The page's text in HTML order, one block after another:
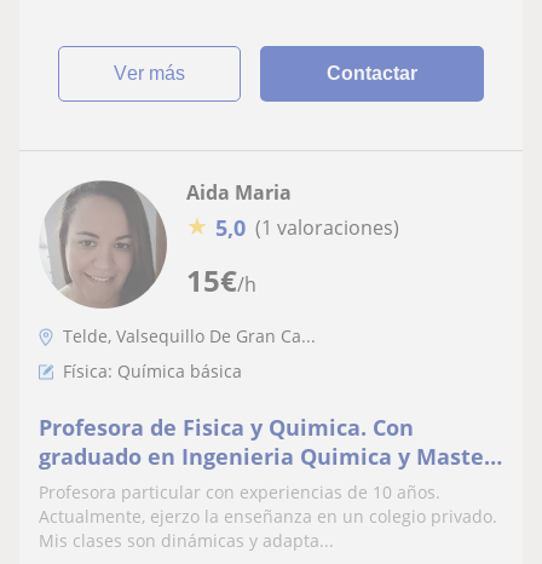
ver más Contactar
15€/h
Aida Maria
★ 5,0 (1 valoraciones)
Telde, Valsequillo De Gran Ca...
Física: Química básica
Profesora de Fisica y Quimica. Con
graduado en Ingenieria Quimica y Master
del profesorado
Profesora particular con experiencias de 10 años.
Actualmente, ejerzo la enseñanza en un colegio privado.
Mis clases son dinámicas y adapta...